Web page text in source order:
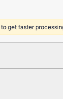
to get faster